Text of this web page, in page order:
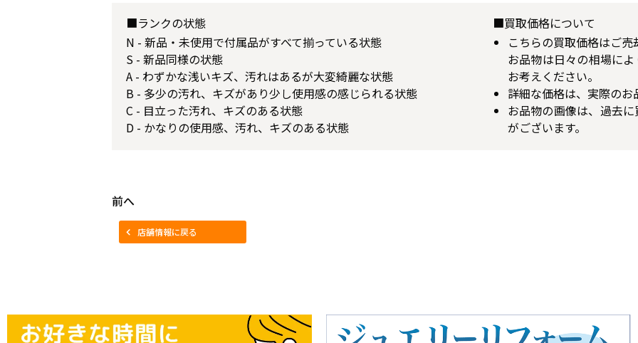
■ランクの状態
N - 新品・未使用で付属品がすべて揃っている状態
S - 新品同様の状態
A - わずかな浅いキズ、汚れはあるが大変綺麗な状態
B - 多少の汚れ、キズがあり少し使用感の感じられる状態
C - 目立った汚れ、キズのある状態
D - かなりの使用感、汚れ、キズのある状態
■買取価格について
こちらの買取価格はご
お品物は日々の相場に
お考えください。
詳細な価格は、実際の
お品物の画像は、過去
がございます。
前へ
店舗情報に戻る